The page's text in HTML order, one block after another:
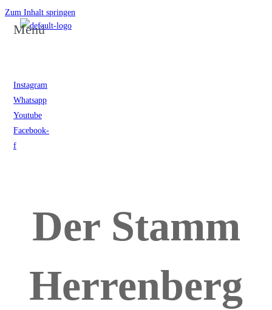
Zum Inhalt springen
Menü
Instagram
Whatsapp
Youtube
Facebook-
f
Der Stamm
Herrenberg